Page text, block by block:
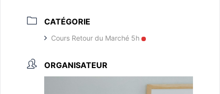
CATÉGORIE
Cours Retour du Marché 5h
ORGANISATEUR